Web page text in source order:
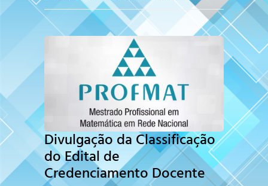
Divulgação da Classificação
do Edital de
Credenciamento Docente